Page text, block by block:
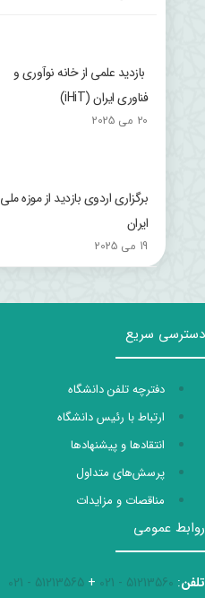
بازدید علمی از خانه نوآوری و
فناوری ایران (iHiT)
20 می 2025
برگزاری اردوی بازدید از موزه ملی
ایران
19 می 2025
دسترسی سریع
دفترچه تلفن دانشگاه
ارتباط با رئیس دانشگاه
انتقادها و پیشنهادها
پرسش‌های متداول
مناقصات و مزایدات
روابط عمومی
تلفن:
51213560 - 021
+
51213565 - 021